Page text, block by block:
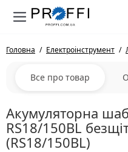
Головна Електроінструмент
Все про товар
Акумуляторна
RS18/150BL
(RS18/150BL)